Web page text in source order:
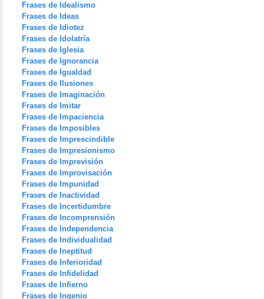
Frases de Idealismo
Frases de Ideas
Frases de Idiotez
Frases de Idolatría
Frases de Iglesia
Frases de Ignorancia
Frases de Igualdad
Frases de Ilusiones
Frases de Imaginación
Frases de Imitar
Frases de Impaciencia
Frases de Imposibles
Frases de Imprescindible
Frases de Impresionismo
Frases de Imprevisión
Frases de Improvisación
Frases de Impunidad
Frases de Inactividad
Frases de Incertidumbre
Frases de Incomprensión
Frases de Independencia
Frases de Individualidad
Frases de Ineptitud
Frases de Inferioridad
Frases de Infidelidad
Frases de Infierno
Frases de Ingenio